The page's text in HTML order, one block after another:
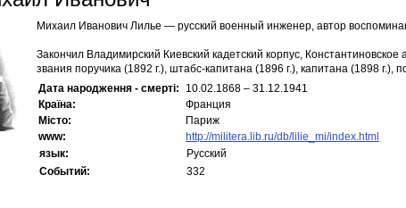
Михаил Иванович Лилье — русский военный инженер, автор
Закончил Владимирский Киевский кадетский корпус,
звания поручика (1892 г.), штабс-капитана (1896 г.), капитана (1898 г.),
Дата народження - смерті:
10.02.1868 – 31.12.1941
Країна:
Франция
Місто:
Париж
www:
http://militera.lib.ru/db/lilie_mi/index.html
язык:
Русский
Событий:
332